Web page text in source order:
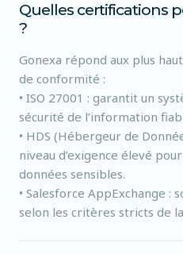
Quelles certifications
?
Gonexa répond aux plus
de conformité :
• ISO 27001 : garantit un
sécurité de l’information
• HDS (Hébergeur de
niveau d’exigence élevé
données sensibles.
• Salesforce AppExchange :
selon les critères stricts de